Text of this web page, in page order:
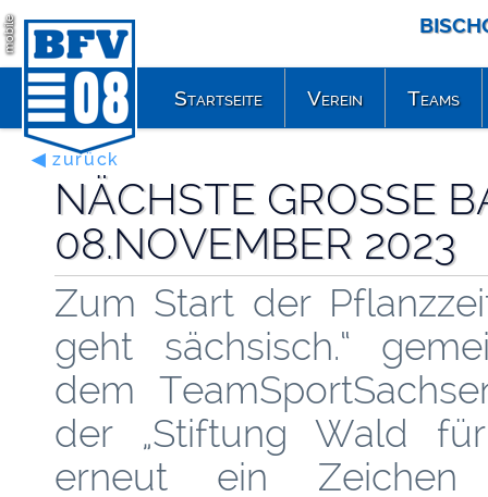
mobile
◀ zurück
NÄCHSTE GROSSE
8.NOVEMBER 2023
Zum Start der
geht sächsisch.“
dem
der „Stiftung Wald
erneut ein
Startseite Verein Teams